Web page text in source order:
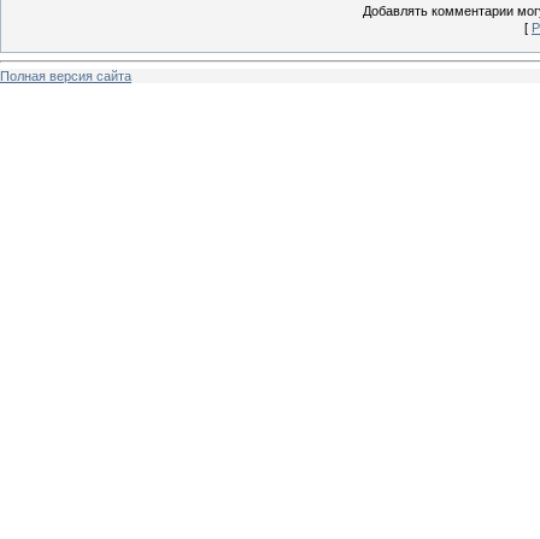
Добавлять комментарии
[
Полная версия сайта